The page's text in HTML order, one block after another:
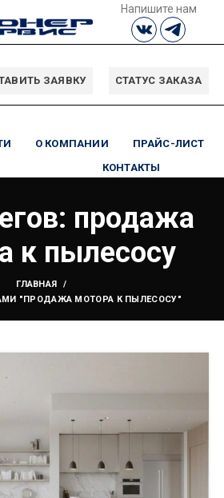
Напишите нам
ЗАЯВКУ СТАТУС ЗАКАЗА
О КОМПАНИИ
ПРАЙС-ЛИСТ
КОНТАКТЫ
продажа
к пылесосу
ГЛАВНАЯ
"ПРОДАЖА МОТОРА К ПЫЛЕСОСУ"